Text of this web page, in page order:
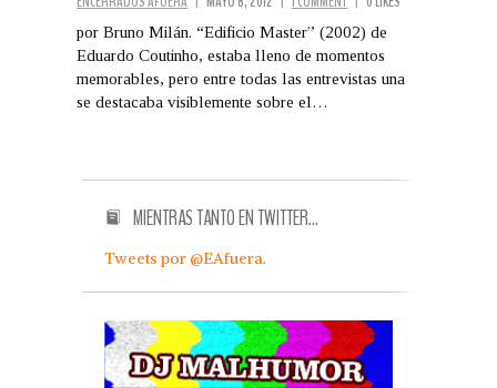
por Bruno Milán. “Edificio Master” (2002) de
Eduardo Coutinho, estaba lleno de momentos
memorables, pero entre todas las entrevistas una
se destacaba visiblemente sobre el…
MIENTRAS TANTO EN TWITTER…
Tweets por @EAfuera.